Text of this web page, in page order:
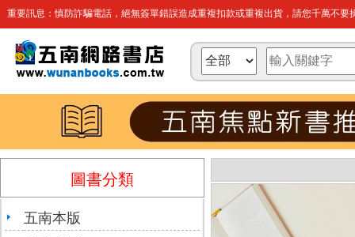
重要訊息：慎防詐騙電話，絕無簽單錯誤造成重複扣款或重複出貨，請您千萬不要
圖書分類
五南本版